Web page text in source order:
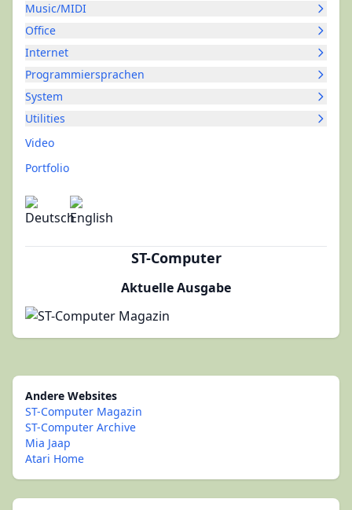
Music/MIDI
Office
Internet
Programmiersprachen
System
Utilities
Video
Portfolio
ST-Computer
Aktuelle Ausgabe
Andere Websites
ST-Computer Magazin
ST-Computer Archive
Mia Jaap
Atari Home